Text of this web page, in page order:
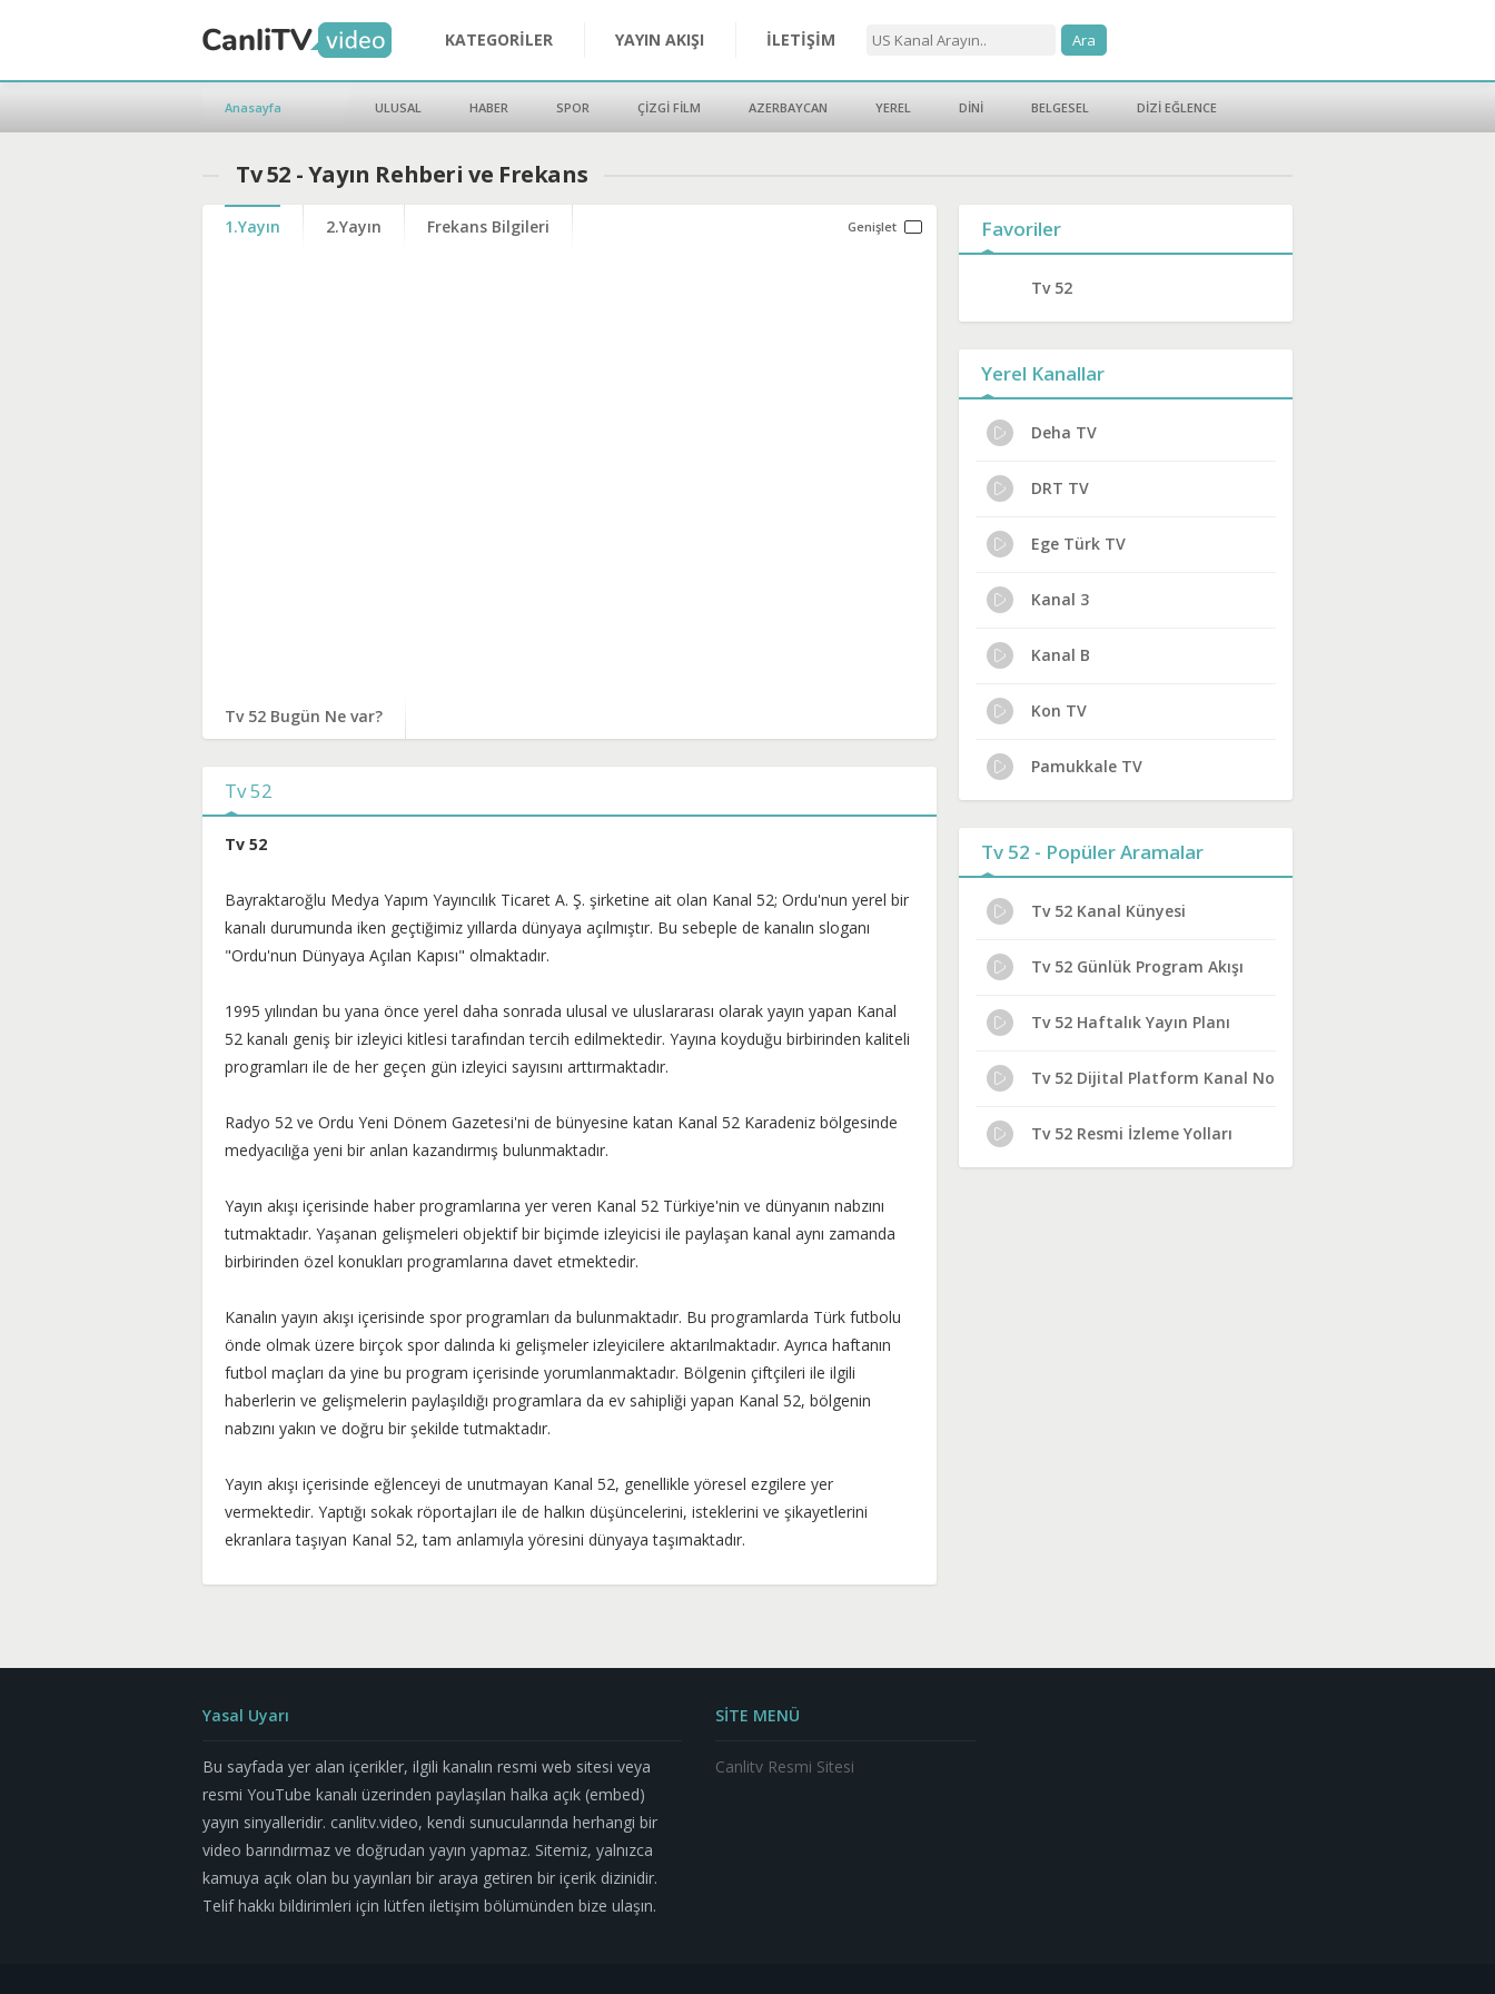
KATEGORİLER YAYIN AKIŞI İLETİŞİM
Anasayfa ULUSAL HABER SPOR ÇİZGİ FİLM AZERBAYCAN YEREL DİNİ BELGESEL DİZİ EĞLENCE
Tv 52 - Yayın Rehberi ve Frekans
1.Yayın 2.Yayın Frekans Bilgileri
Tv 52 Bugün Ne var?
Favoriler
Tv 52
Yerel Kanallar
Deha TV
DRT TV
Ege Türk TV
Kanal 3
Kanal B
Kon TV
Pamukkale TV
Tv 52 - Popüler Aramalar
Tv 52 Kanal Künyesi
Tv 52 Günlük Program Akışı
Tv 52 Haftalık Yayın Planı
Tv 52 Dijital Platform Kanal No
Tv 52 Resmi İzleme Yolları
Tv 52
Tv 52
Bayraktaroğlu Medya Yapım Yayıncılık Ticaret A. Ş. şirketine ait olan Kanal 52; Ordu'nun yerel bir
kanalı durumunda iken geçtiğimiz yıllarda dünyaya açılmıştır. Bu sebeple de kanalın sloganı
"Ordu'nun Dünyaya Açılan Kapısı" olmaktadır.
1995 yılından bu yana önce yerel daha sonrada ulusal ve uluslararası olarak yayın yapan Kanal
52 kanalı geniş bir izleyici kitlesi tarafından tercih edilmektedir. Yayına koyduğu birbirinden kaliteli
programları ile de her geçen gün izleyici sayısını arttırmaktadır.
Radyo 52 ve Ordu Yeni Dönem Gazetesi'ni de bünyesine katan Kanal 52 Karadeniz bölgesinde
medyacılığa yeni bir anlan kazandırmış bulunmaktadır.
Yayın akışı içerisinde haber programlarına yer veren Kanal 52 Türkiye'nin ve dünyanın nabzını
tutmaktadır. Yaşanan gelişmeleri objektif bir biçimde izleyicisi ile paylaşan kanal aynı zamanda
birbirinden özel konukları programlarına davet etmektedir.
Kanalın yayın akışı içerisinde spor programları da bulunmaktadır. Bu programlarda Türk futbolu
önde olmak üzere birçok spor dalında ki gelişmeler izleyicilere aktarılmaktadır. Ayrıca haftanın
futbol maçları da yine bu program içerisinde yorumlanmaktadır. Bölgenin çiftçileri ile ilgili
haberlerin ve gelişmelerin paylaşıldığı programlara da ev sahipliği yapan Kanal 52, bölgenin
nabzını yakın ve doğru bir şekilde tutmaktadır.
Yayın akışı içerisinde eğlenceyi de unutmayan Kanal 52, genellikle yöresel ezgilere yer
vermektedir. Yaptığı sokak röportajları ile de halkın düşüncelerini, isteklerini ve şikayetlerini
ekranlara taşıyan Kanal 52, tam anlamıyla yöresini dünyaya taşımaktadır.
Yasal Uyarı
Bu sayfada yer alan içerikler, ilgili kanalın resmi web sitesi veya
resmi YouTube kanalı üzerinden paylaşılan halka açık (embed)
yayın sinyalleridir. canlitv.video, kendi sunucularında herhangi bir
video barındırmaz ve doğrudan yayın yapmaz. Sitemiz, yalnızca
kamuya açık olan bu yayınları bir araya getiren bir içerik dizinidir.
Telif hakkı bildirimleri için lütfen iletişim bölümünden bize ulaşın.
SİTE MENÜ
Canlitv Resmi Sitesi